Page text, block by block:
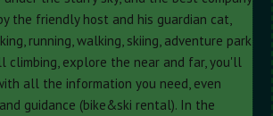
the friendly host and his guardian cat,
running, walking, skiing, adventure park
climbing, explore the near and far, you'll
all the information you need, even
guidance (bike&ski rental). In the